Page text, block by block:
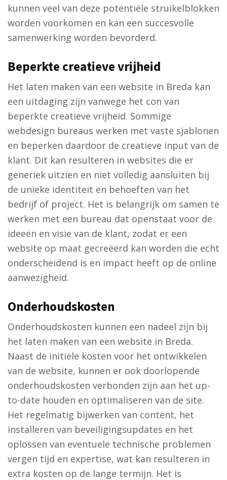
kunnen veel van deze potentiële struikelblokken
worden voorkomen en kan een succesvolle
samenwerking worden bevorderd.
Beperkte creatieve vrijheid
Het laten maken van een website in Breda kan
een uitdaging zijn vanwege het con van
beperkte creatieve vrijheid. Sommige
webdesign bureaus werken met vaste sjablonen
en beperken daardoor de creatieve input van de
klant. Dit kan resulteren in websites die er
generiek uitzien en niet volledig aansluiten bij
de unieke identiteit en behoeften van het
bedrijf of project. Het is belangrijk om samen te
werken met een bureau dat openstaat voor de
ideeën en visie van de klant, zodat er een
website op maat gecreëerd kan worden die echt
onderscheidend is en impact heeft op de online
aanwezigheid.
Onderhoudskosten
Onderhoudskosten kunnen een nadeel zijn bij
het laten maken van een website in Breda.
Naast de initiële kosten voor het ontwikkelen
van de website, kunnen er ook doorlopende
onderhoudskosten verbonden zijn aan het up-
to-date houden en optimaliseren van de site.
Het regelmatig bijwerken van content, het
installeren van beveiligingsupdates en het
oplossen van eventuele technische problemen
vergen tijd en expertise, wat kan resulteren in
extra kosten op de lange termijn. Het is